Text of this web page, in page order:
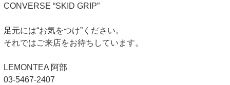
CONVERSE “SKID GRIP”
足元には“お気をつけ”ください。
それではご来店をお待ちしています。
LEMONTEA 阿部
03-5467-2407